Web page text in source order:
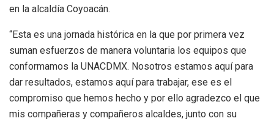
en la alcaldía Coyoacán.
“Esta es una jornada histórica en la que por primera vez
suman esfuerzos de manera voluntaria los equipos que
conformamos la UNACDMX. Nosotros estamos aquí para
dar resultados, estamos aquí para trabajar, ese es el
compromiso que hemos hecho y por ello agradezco el que
mis compañeras y compañeros alcaldes, junto con su